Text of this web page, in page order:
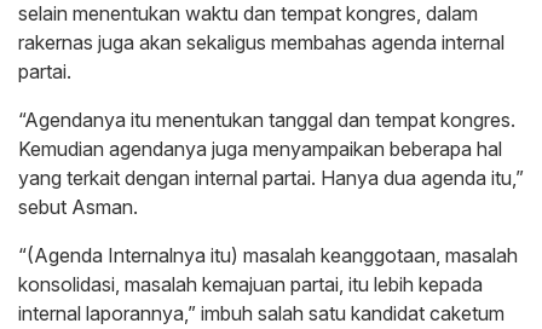
selain menentukan waktu dan tempat kongres, dalam
rakernas juga akan sekaligus membahas agenda internal
partai.
“Agendanya itu menentukan tanggal dan tempat kongres.
Kemudian agendanya juga menyampaikan beberapa hal
yang terkait dengan internal partai. Hanya dua agenda itu,”
sebut Asman.
“(Agenda Internalnya itu) masalah keanggotaan, masalah
konsolidasi, masalah kemajuan partai, itu lebih kepada
internal laporannya,” imbuh salah satu kandidat caketum